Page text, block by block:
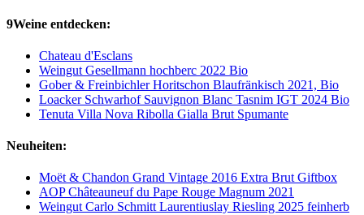
9Weine entdecken:
Chateau d'Esclans
Weingut Gesellmann hochberc 2022 Bio
Gober & Freinbichler Horitschon Blaufränkisch 2021, Bio
Loacker Schwarhof Sauvignon Blanc Tasnim IGT 2024 Bio
Tenuta Villa Nova Ribolla Gialla Brut Spumante
Neuheiten:
Moët & Chandon Grand Vintage 2016 Extra Brut Giftbox
AOP Châteauneuf du Pape Rouge Magnum 2021
Weingut Carlo Schmitt Laurentiuslay Riesling 2025 feinherb